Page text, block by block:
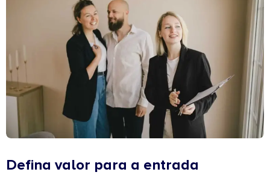
Defina valor para a entrada